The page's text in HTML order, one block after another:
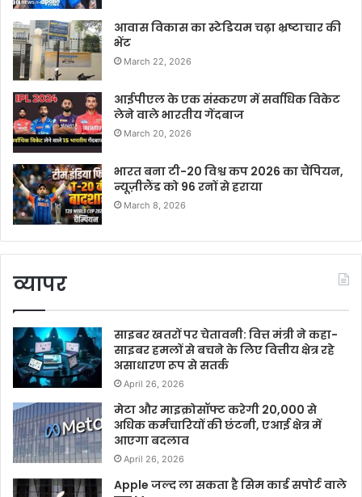
आवास विकास का स्टेडियम चढ़ा भ्रष्टाचार की
भेंट
March 22, 2026
आईपीएल के एक संस्करण में सर्वाधिक विकेट
लेने वाले भारतीय गेंदबाज
March 20, 2026
भारत बना टी-20 विश्व कप 2026 का चैंपियन,
न्यूज़ीलैंड को 96 रनों से हराया
March 8, 2026
व्यापर
साइबर खतरों पर चेतावनी: वित्त मंत्री ने कहा-
साइबर हमलों से बचने के लिए वित्तीय क्षेत्र रहे
असाधारण रूप से सतर्क
April 26, 2026
मेटा और माइक्रोसॉफ्ट करेगी 20,000 से
अधिक कर्मचारियों की छंटनी, एआई क्षेत्र में
आएगा बदलाव
April 26, 2026
Apple जल्द ला सकता है सिम कार्ड सपोर्ट वाले